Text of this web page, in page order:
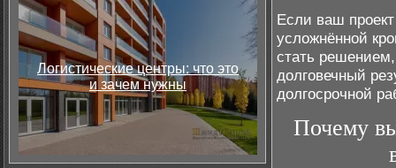
Логистические центры: что это
и зачем нужны
Если ваш
усложнённой
стать решением,
долговечный
долгосрочной
Почему